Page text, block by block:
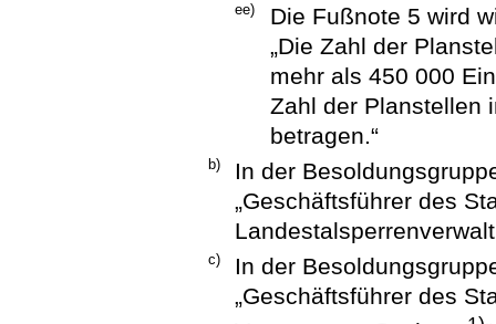
ee)
Die Fußnote 5 wird
„Die Zahl der
mehr als 450 000
Zahl der Planstellen
betragen.“
b)
In der
„Geschäftsführer des
c)
In der
„Geschäftsführer des